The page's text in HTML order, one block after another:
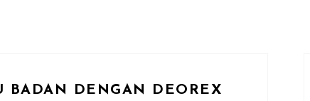
BADAN DENGAN DEOREX